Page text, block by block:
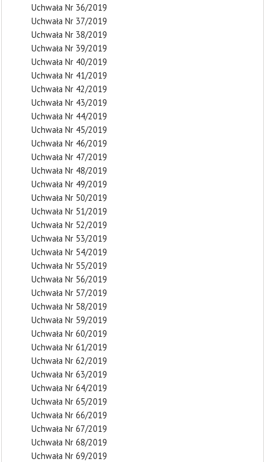
Uchwała Nr 36/2019
Uchwała Nr 37/2019
Uchwała Nr 38/2019
Uchwała Nr 39/2019
Uchwała Nr 40/2019
Uchwała Nr 41/2019
Uchwała Nr 42/2019
Uchwała Nr 43/2019
Uchwała Nr 44/2019
Uchwała Nr 45/2019
Uchwała Nr 46/2019
Uchwała Nr 47/2019
Uchwała Nr 48/2019
Uchwała Nr 49/2019
Uchwała Nr 50/2019
Uchwała Nr 51/2019
Uchwała Nr 52/2019
Uchwała Nr 53/2019
Uchwała Nr 54/2019
Uchwała Nr 55/2019
Uchwała Nr 56/2019
Uchwała Nr 57/2019
Uchwała Nr 58/2019
Uchwała Nr 59/2019
Uchwała Nr 60/2019
Uchwała Nr 61/2019
Uchwała Nr 62/2019
Uchwała Nr 63/2019
Uchwała Nr 64/2019
Uchwała Nr 65/2019
Uchwała Nr 66/2019
Uchwała Nr 67/2019
Uchwała Nr 68/2019
Uchwała Nr 69/2019